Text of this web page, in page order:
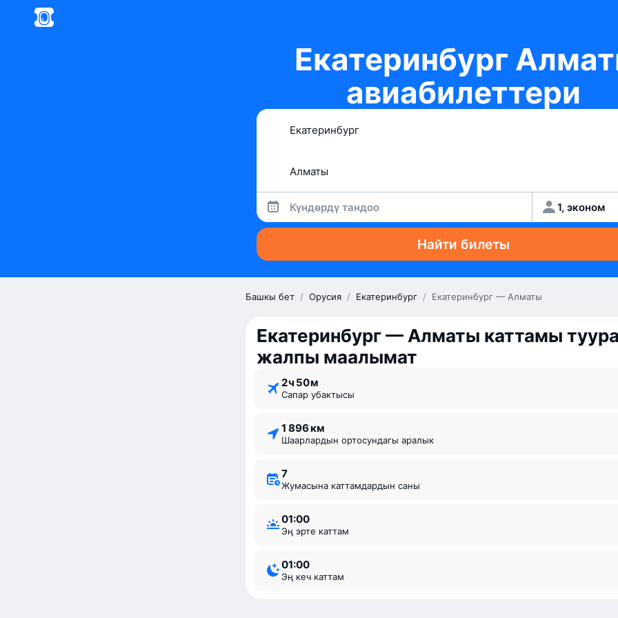
Екатеринбург
авиабилеттери
Күндөрдү тандоо 1, эконом
Найти билеты
Башкы бет / Орусия / Екатеринбург / Екатеринбург — Алматы
Екатеринбург — Алматы каттамы
жалпы маалымат
2 ⁠ч 50 ⁠м
Сапар убактысы
1 896 км
Шаарлардын ортосундагы аралык
7
Жумасына каттамдардын саны
01:00
Эң эрте каттам
01:00
Эң кеч каттам